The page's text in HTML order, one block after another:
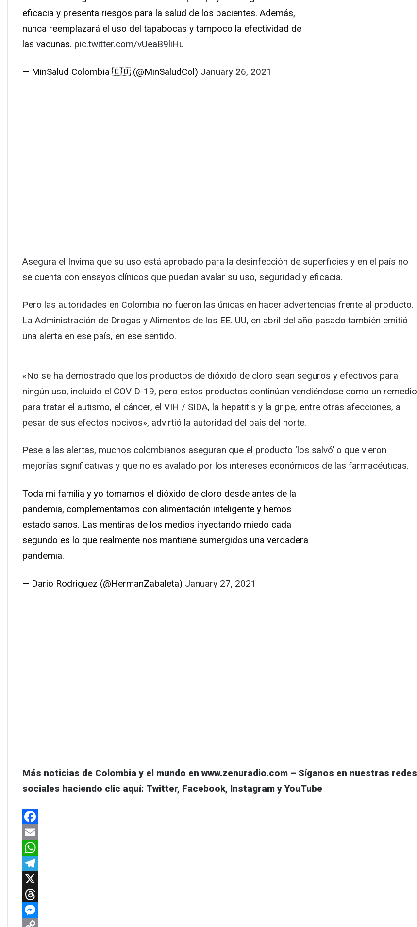
eficacia y presenta riesgos para la salud de los pacientes. Además,
nunca reemplazará el uso del tapabocas y tampoco la efectividad de
las vacunas. pic.twitter.com/vUeaB9liHu
— MinSalud Colombia 🇨🇴 (@MinSaludCol) January 26, 2021
Asegura el Invima que su uso está aprobado para la desinfección de superficies y en el país no
se cuenta con ensayos clínicos que puedan avalar su uso, seguridad y eficacia.
Pero las autoridades en Colombia no fueron las únicas en hacer advertencias frente al producto.
La Administración de Drogas y Alimentos de los EE. UU, en abril del año pasado también emitió
una alerta en ese país, en ese sentido.
«No se ha demostrado que los productos de dióxido de cloro sean seguros y efectivos para
ningún uso, incluido el COVID-19, pero estos productos continúan vendiéndose como un remedio
para tratar el autismo, el cáncer, el VIH / SIDA, la hepatitis y la gripe, entre otras afecciones, a
pesar de sus efectos nocivos», advirtió la autoridad del país del norte.
Pese a las alertas, muchos colombianos aseguran que el producto ‘los salvó’ o que vieron
mejorías significativas y que no es avalado por los intereses económicos de las farmacéuticas.
Toda mi familia y yo tomamos el dióxido de cloro desde antes de la
pandemia, complementamos con alimentación inteligente y hemos
estado sanos. Las mentiras de los medios inyectando miedo cada
segundo es lo que realmente nos mantiene sumergidos una verdadera
pandemia.
— Dario Rodriguez (@HermanZabaleta) January 27, 2021
Más noticias de Colombia y el mundo en www.zenuradio.com – Síganos en nuestras redes
sociales haciendo clic aquí: Twitter, Facebook, InstagramyYouTube
Facebook
Email
WhatsApp
Telegram
X
Threads